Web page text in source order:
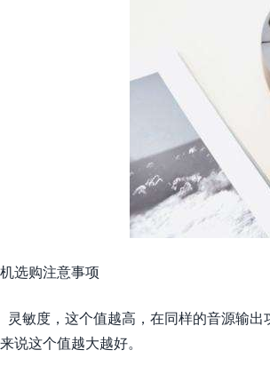
选购注意事项
灵敏度，这个值越高，在同样的音源输
说这个值越大越好。